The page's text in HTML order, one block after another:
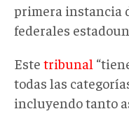
primera instancia
federales
Este tribunal
todas las
incluyendo tanto